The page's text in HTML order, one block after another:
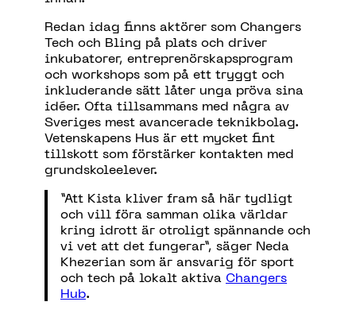
Redan idag finns aktörer som Changers
Tech och Bling på plats och driver
inkubatorer, entreprenörskapsprogram
och workshops som på ett tryggt och
inkluderande sätt låter unga pröva sina
idéer. Ofta tillsammans med några av
Sveriges mest avancerade teknikbolag.
Vetenskapens Hus är ett mycket fint
tillskott som förstärker kontakten med
grundskoleelever.
”Att Kista kliver fram så här tydligt
och vill föra samman olika världar
kring idrott är otroligt spännande och
vi vet att det fungerar”, säger Neda
Khezerian som är ansvarig för sport
och tech på lokalt aktiva Changers
Hub.